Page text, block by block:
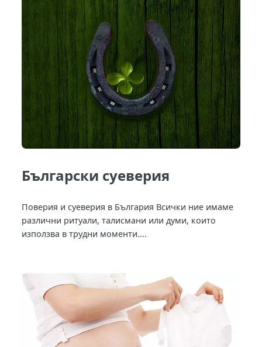
Български суеверия
Поверия и суеверия в България Всички ние имаме
различни ритуали, талисмани или думи, които
използва в трудни моменти....